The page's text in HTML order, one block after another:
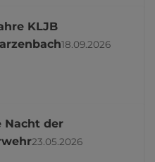
KLJB
18.09.2026
Nacht der
23.05.2026